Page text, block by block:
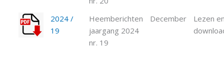
2024 /
19
Heemberichten
jaargang 2024
nr. 19
December
Lezen